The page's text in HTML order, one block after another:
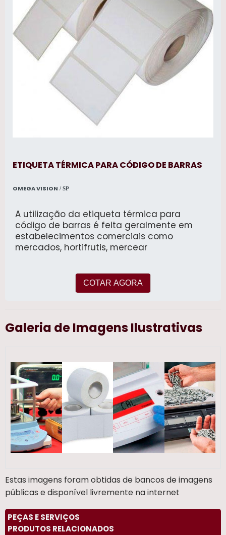
ETIQUETA TÉRMICA PARA CÓDIGO DE BARRAS
OMEGA VISION / SP
A utilização da etiqueta térmica para
código de barras é feita geralmente em
estabelecimentos comerciais como
mercados, hortifrutis, mercear
COTAR AGORA
Galeria de Imagens Ilustrativas
Estas imagens foram obtidas de bancos de imagens
públicas e disponível livremente na internet
PEÇAS E SERVIÇOS
PRODUTOS RELACIONADOS